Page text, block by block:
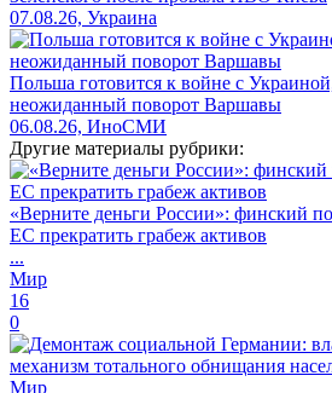
07.08.26, Украина
Польша готовится к войне с
неожиданный поворот Варшавы
06.08.26, ИноСМИ
Другие материалы рубрики:
«Верните деньги России»: финский
ЕС прекратить грабеж активов
...
Мир
16
0
Мир